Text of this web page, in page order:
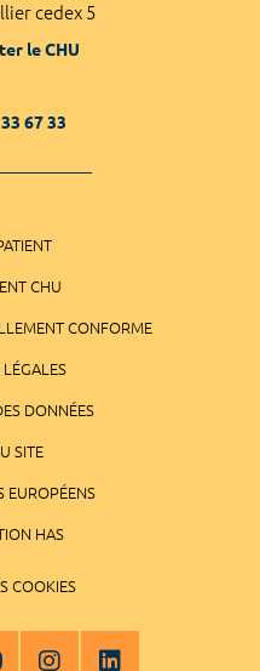
cedex 5
le CHU
67 33
CHU
CONFORME
DONNÉES
SITE
EUROPÉENS
HAS
COOKIES